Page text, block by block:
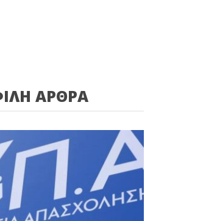
ΑΡΘΡΑ